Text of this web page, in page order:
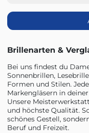
Brillenarten &
Bei uns findest du
Sonnenbrillen,
Formen und Stilen.
Markengläsern in
Unsere
und höchste Qualität.
schönes Gestell,
Beruf und Freizeit.